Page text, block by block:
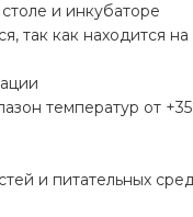
и инкубаторе
так как находится на
температур от
и питательных